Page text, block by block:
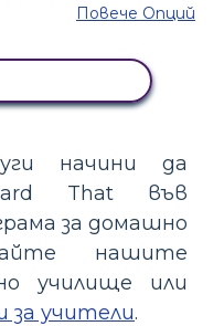
Повече Опций
начини да
That във
за домашно
нашите
училище или
за учители.